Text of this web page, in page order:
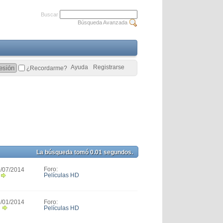
La búsqueda tomó0.01 segundos.
07/2014
Foro:
Películas HD
01/2014
Foro:
Películas HD
Buscar
Búsqueda Avanzada
Registrarse
Ayuda
¿Recordarme?